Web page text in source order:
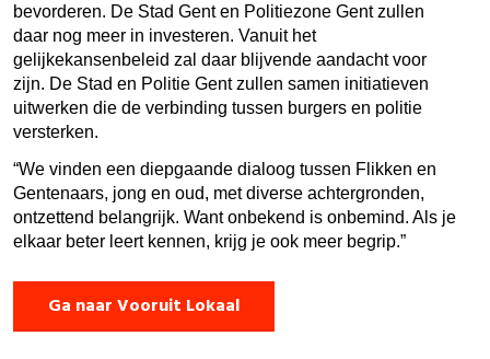
bevorderen. De Stad Gent en Politiezone Gent zullen
daar nog meer in investeren. Vanuit het
gelijkekansenbeleid zal daar blijvende aandacht voor
zijn. De Stad en Politie Gent zullen samen initiatieven
uitwerken die de verbinding tussen burgers en politie
versterken.
“We vinden een diepgaande dialoog tussen Flikken en
Gentenaars, jong en oud, met diverse achtergronden,
ontzettend belangrijk. Want onbekend is onbemind. Als je
elkaar beter leert kennen, krijg je ook meer begrip.”
Ga naar Vooruit Lokaal